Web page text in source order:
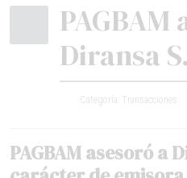
PAGBAM
Diransa
Categoría: Transacciones
PAGBAM asesoró a